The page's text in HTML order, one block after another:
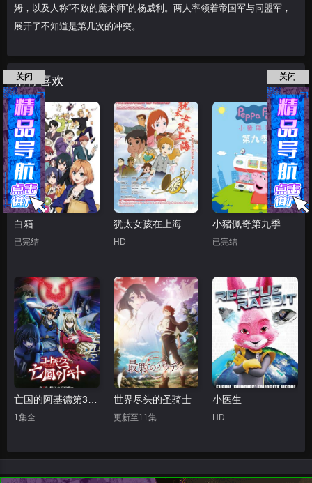
姆，以及人称“不败的魔术师”的杨威利。两人率领着帝国军与同盟军，
展开了不知道是第几次的冲突。
猜你喜欢
白箱
已完结
犹太女孩在上海
HD
小猪佩奇第九季
已完结
1集全
世界尽头的圣骑士
更新至11集
小医生
HD
关闭 关闭